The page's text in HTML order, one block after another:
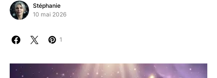
Stéphanie
10 mai 2026
1